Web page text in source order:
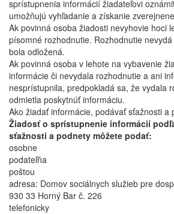
sprístupnenia informácií žiadateľovi
umožňujú vyhľadanie a získanie
Ak povinná osoba žiadosti nevyhovie hoci
písomné rozhodnutie. Rozhodnutie
bola odložená.
Ak povinná osoba v lehote na vybavenie
informácie či nevydala rozhodnutie a ani
nesprístupnila, predpokladá sa, že vydala
odmietla poskytnúť informáciu.
Ako žiadať informácie, podávať sťažnosti a
Žiadosť o sprístupnenie informácií
sťažnosti a podnety môžete podať:
osobne
podateľňa
poštou
adresa: Domov sociálnych služieb pre
930 33 Horný Bar č. 226
telefonicky